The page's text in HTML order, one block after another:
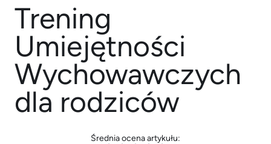
Trening
Umiejętności
Wychowawczych
dla rodziców
Średnia ocena artykułu: